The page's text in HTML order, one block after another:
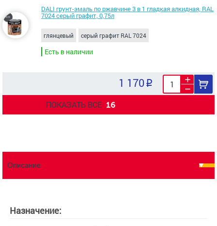
DALI грунт-эмаль по ржавчине 3 в 1 гладкая алкидная, RAL
7024 серый графит, 0,75л
глянцевый серый графит RAL 7024
Есть в наличии
1 170
ПОКАЗАТЬ ВСЕ 16
Описание
Назначение: